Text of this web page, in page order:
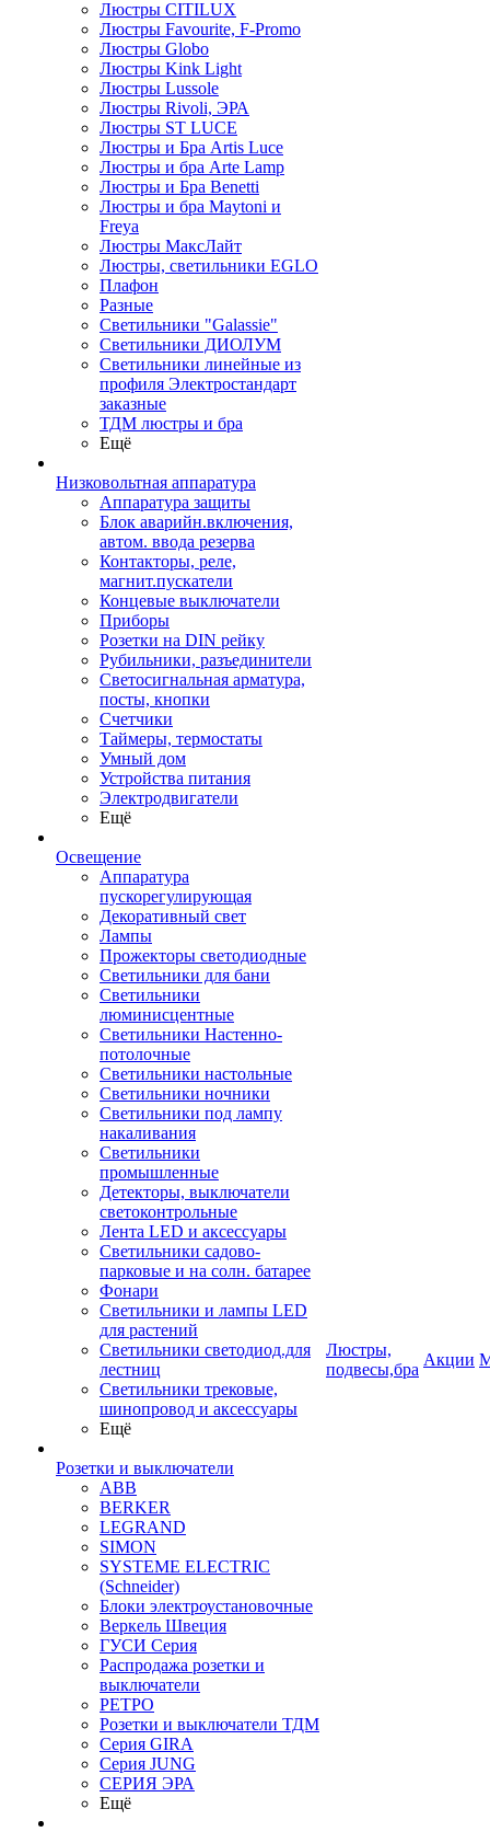
Люстры CITILUX
Люстры Favourite, F-Promo
Люстры Globo
Люстры Kink Light
Люстры Lussole
Люстры Rivoli, ЭРА
Люстры ST LUCE
Люстры и Бра Artis Luce
Люстры и бра Arte Lamp
Люстры и Бра Benetti
Люстры и бра Maytoni и
Freya
Люстры МаксЛайт
Люстры, светильники EGLO
Плафон
Разные
Светильники "Galassie"
Светильники ДИОЛУМ
Светильники линейные из
профиля Электростандарт
заказные
ТДМ люстры и бра
Ещё
Низковольтная аппаратура
Аппаратура защиты
Блок аварийн.включения,
автом. ввода резерва
Контакторы, реле,
магнит.пускатели
Концевые выключатели
Приборы
Розетки на DIN рейку
Рубильники, разъединители
Светосигнальная арматура,
посты, кнопки
Счетчики
Таймеры, термостаты
Умный дом
Устройства питания
Электродвигатели
Ещё
Освещение
Аппаратура
пускорегулирующая
Декоративный свет
Лампы
Прожекторы светодиодные
Светильники для бани
Светильники
люминисцентные
Светильники Настенно-
потолочные
Светильники настольные
Светильники ночники
Светильники под лампу
накаливания
Светильники
промышленные
Детекторы, выключатели
светоконтрольные
Лента LED и аксессуары
Светильники садово-
парковые и на солн. батарее
Фонари
Светильники и лампы LED
для растений
Светильники светодиод.для
лестниц
Светильники трековые,
шинопровод и аксессуары
Ещё
Розетки и выключатели
ABB
BERKER
LEGRAND
SIMON
SYSTEME ELECTRIC
(Schneider)
Блоки электроустановочные
Веркель Швеция
ГУСИ Серия
Распродажа розетки и
выключатели
РЕТРО
Розетки и выключатели ТДМ
Серия GIRA
Серия JUNG
СЕРИЯ ЭРА
Ещё
Люстры,
подвесы,бра
Акции